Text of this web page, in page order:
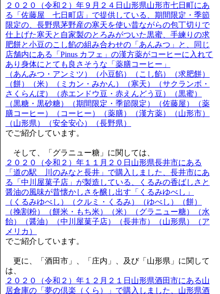
２０２０（令和２）年９月２４日山形県山形市七日町にあ
る「佐藤屋 七日町店」で提供している、期間限定・季節
限定の、長野県茅野産の寒天を使い昔ながらの包丁切りで
仕上げた寒天と自家製のとろみがついた黒蜜、手練りの求
肥餅と小豆のこし餡の組み合わせの「あんみつ」と、同じ
店舗内にある「Pinus カフェ」の漢方薬がコーヒーに入れて
あり身体にとても良さそうな「薬膳コーヒー」
（あんみつ・アンミツ）（小豆餡）（こし餡）（求肥餅）
（餅）（米）（ミカン・みかん）（寒天）（サクランボ・
さくらんぼ）（赤エンドウ豆・赤えんどう豆）（黒蜜）
（黒糖・黒砂糖）（期間限定・季節限定）（佐藤屋）（薬
膳コーヒー）（コーヒー）（薬膳）（漢方薬）（山形市）
（山形県）（安全安心）（長野県）
でご紹介しています。
そして、「グラニュー糖」に関しては、
２０２０（令和２）年１１月２０日山形県長井市にある
「道の駅 川のみなと長井」で購入しました、長井市にあ
る「中川屋菓子店」が製造している、くるみの香ばしさと
醤油の風味が昔懐かしさを醸し出す「くるみゆべし」
（くるみゆべし）（クルミ・くるみ）（ゆべし）（餅）
（挽割粉）（餅米・もち米）（米）（グラニュー糖）（水
飴）（醤油）（中川屋菓子店）（長井市）（山形県）（ア
メリカ）
でご紹介しています。
更に、「酒田市」、「庄内」、及び「山形県」に関して
は、
２０２０（令和２）年１２月２１日山形県酒田市にある山
居倉庫の「夢の倶楽（くら）」で購入しました、山形県酒